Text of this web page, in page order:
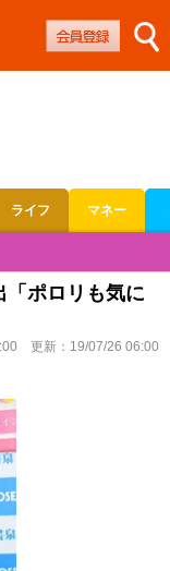
ライフ マネー
「ポロリも気に
更新： 19/07/26 06:00